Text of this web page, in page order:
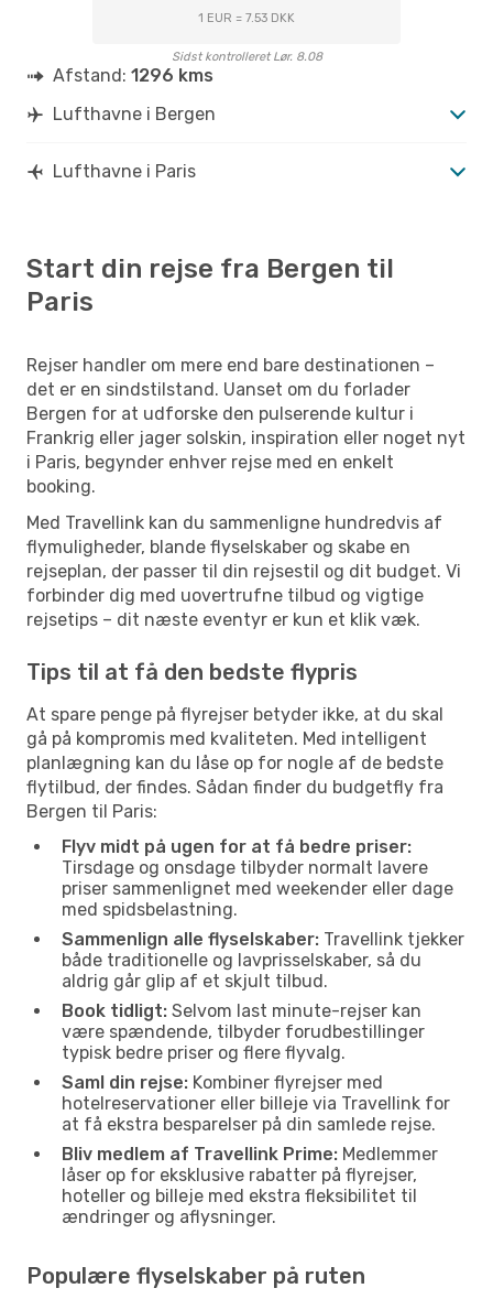
1 EUR = 7.53 DKK
Sidst kontrolleret Lør. 8.08
Afstand: 1296 kms
Lufthavne i Bergen
Lufthavne i Paris
Start din rejse fra Bergen til
Paris
Rejser handler om mere end bare destinationen –
det er en sindstilstand. Uanset om du forlader
Bergen for at udforske den pulserende kultur i
Frankrig eller jager solskin, inspiration eller noget nyt
i Paris, begynder enhver rejse med en enkelt
booking.
Med Travellink kan du sammenligne hundredvis af
flymuligheder, blande flyselskaber og skabe en
rejseplan, der passer til din rejsestil og dit budget. Vi
forbinder dig med uovertrufne tilbud og vigtige
rejsetips – dit næste eventyr er kun et klik væk.
Tips til at få den bedste flypris
At spare penge på flyrejser betyder ikke, at du skal
gå på kompromis med kvaliteten. Med intelligent
planlægning kan du låse op for nogle af de bedste
flytilbud, der findes. Sådan finder du budgetfly fra
Bergen til Paris:
Flyv midt på ugen for at få bedre priser:
Tirsdage og onsdage tilbyder normalt lavere
priser sammenlignet med weekender eller dage
med spidsbelastning.
Sammenlign alle flyselskaber: Travellink tjekker
både traditionelle og lavprisselskaber, så du
aldrig går glip af et skjult tilbud.
Book tidligt: Selvom last minute-rejser kan
være spændende, tilbyder forudbestillinger
typisk bedre priser og flere flyvalg.
Saml din rejse: Kombiner flyrejser med
hotelreservationer eller billeje via Travellink for
at få ekstra besparelser på din samlede rejse.
Bliv medlem af Travellink Prime: Medlemmer
låser op for eksklusive rabatter på flyrejser,
hoteller og billeje med ekstra fleksibilitet til
ændringer og aflysninger.
Populære flyselskaber på ruten